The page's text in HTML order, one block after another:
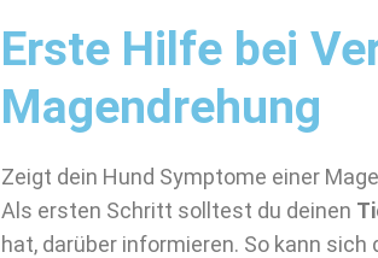
Erste Hilfe bei
Magendrehung
Zeigt dein Hund Symptome einer
Als ersten Schritt solltest du deinen
hat, darüber informieren. So kann